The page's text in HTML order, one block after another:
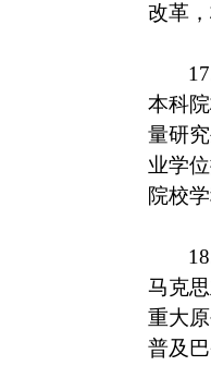
改革
本科
量研
业学
院校
马克
重大
普及